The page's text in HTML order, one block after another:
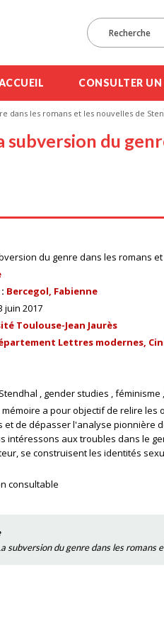
CONSULTER
dans les romans et les nouvelles de
subversion du
du genre dans les romans
Bercegol, Fabienne
juin 2017
Toulouse-Jean Jaurès
Lettres modernes,
Stendhal gender studies féminisme
mémoire a pour objectif de relire
de dépasser l'analyse pionnière
intéressons aux troubles dans le
se construisent les identités
consultable
subversion du genre dans les romans